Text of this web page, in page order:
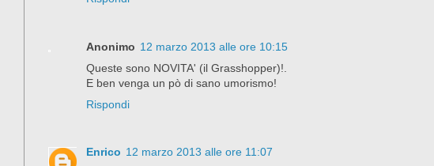
Anonimo 12 marzo 2013 alle ore 10:15
Queste sono NOVITA' (il Grasshopper)!.
E ben venga un pò di sano umorismo!
Rispondi
Enrico 12 marzo 2013 alle ore 11:07